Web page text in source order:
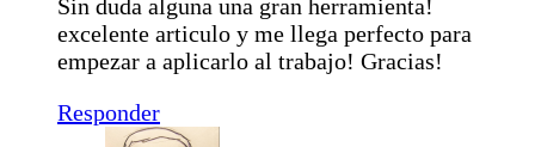
Sin duda alguna una gran herramienta!
excelente articulo y me llega perfecto para
empezar a aplicarlo al trabajo! Gracias!
Responder